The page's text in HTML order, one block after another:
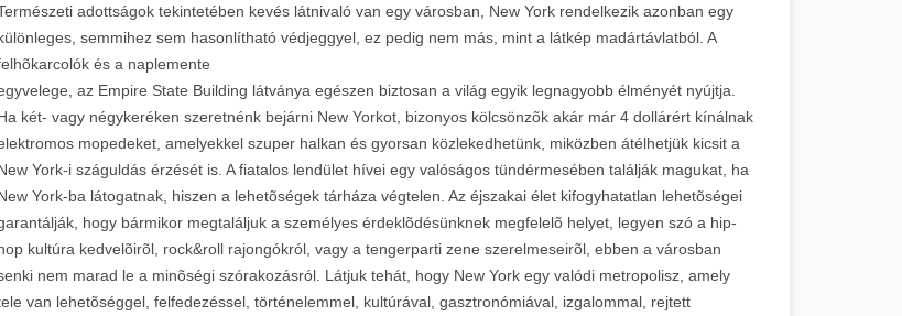
adottságok tekintetében kevés látnivaló van egy városban, New York rendelkezik azonban egy
semmihez sem hasonlítható védjeggyel, ez pedig nem más, mint a látkép madártávlatból. A
és a naplemente
az Empire State Building látványa egészen biztosan a világ egyik legnagyobb élményét nyújtja.
két- vagy négykeréken szeretnénk bejárni New Yorkot, bizonyos kölcsönzõk akár már 4 dollárért kínálnak
mopedeket, amelyekkel szuper halkan és gyorsan közlekedhetünk, miközben átélhetjük kicsit a
York-i száguldás érzését is. A fiatalos lendület hívei egy valóságos tündérmesében találják magukat, ha
York-ba látogatnak, hiszen a lehetõségek tárháza végtelen. Az éjszakai élet kifogyhatatlan lehetõségei
hogy bármikor megtaláljuk a személyes érdeklõdésünknek megfelelõ helyet, legyen szó a hip-
kultúra kedvelõirõl, rock&roll rajongókról, vagy a tengerparti zene szerelmeseirõl, ebben a városban
nem marad le a minõségi szórakozásról. Látjuk tehát, hogy New York egy valódi metropolisz, amely
van lehetõséggel, felfedezéssel, történelemmel, kultúrával, gasztronómiával, izgalommal, rejtett